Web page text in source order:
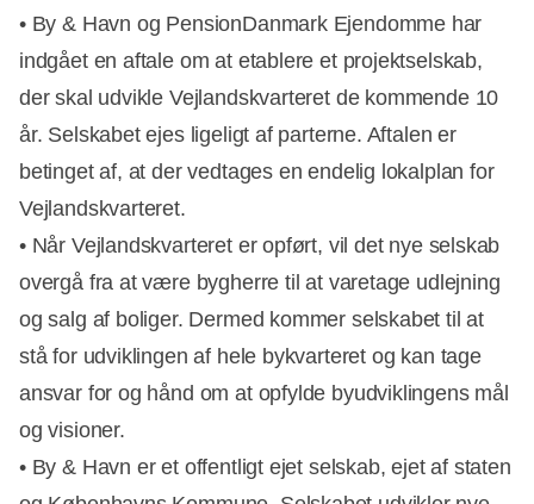
• By & Havn og PensionDanmark Ejendomme har
indgået en aftale om at etablere et projektselskab,
der skal udvikle Vejlandskvarteret de kommende 10
år. Selskabet ejes ligeligt af parterne. Aftalen er
betinget af, at der vedtages en endelig lokalplan for
Vejlandskvarteret.
• Når Vejlandskvarteret er opført, vil det nye selskab
overgå fra at være bygherre til at varetage udlejning
og salg af boliger. Dermed kommer selskabet til at
stå for udviklingen af hele bykvarteret og kan tage
ansvar for og hånd om at opfylde byudviklingens mål
og visioner.
• By & Havn er et offentligt ejet selskab, ejet af staten